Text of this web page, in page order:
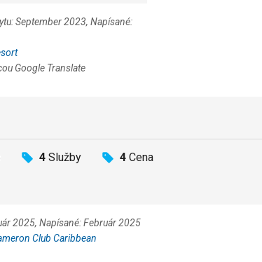
September 2023, Napísané:
Google Translate
4 Služby 4 Cena
2025, Napísané: Február 2025
Club Caribbean